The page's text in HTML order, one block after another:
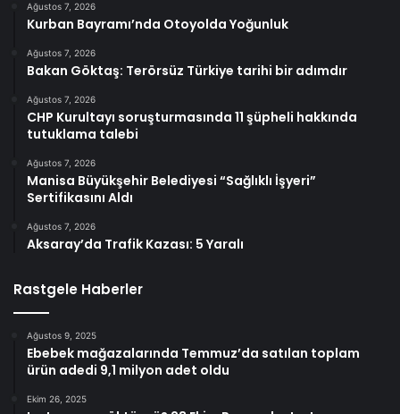
Ağustos 7, 2026
Kurban Bayramı’nda Otoyolda Yoğunluk
Ağustos 7, 2026
Bakan Göktaş: Terörsüz Türkiye tarihi bir adımdır
Ağustos 7, 2026
CHP Kurultayı soruşturmasında 11 şüpheli hakkında
tutuklama talebi
Ağustos 7, 2026
Manisa Büyükşehir Belediyesi “Sağlıklı İşyeri”
Sertifikasını Aldı
Ağustos 7, 2026
Aksaray’da Trafik Kazası: 5 Yaralı
Rastgele Haberler
Ağustos 9, 2025
Ebebek mağazalarında Temmuz’da satılan toplam
ürün adedi 9,1 milyon adet oldu
Ekim 26, 2025